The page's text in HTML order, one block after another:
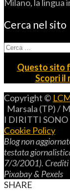
Milano, la lingua
Cerca nel sito
Ricerca
Questo sito
Scopri il
Copyright ©
Marsala (TP) /
I DIRITTI
Cookie Policy
Blog non
testata
7/3/2001). Crediti
Pixabay& Pexels
SHARE